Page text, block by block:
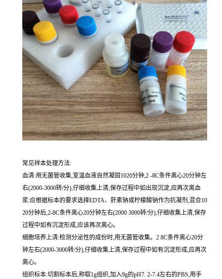
常见祥本处理方法:
血清:用无菌管收集,室温血液自然凝固1020分钟,2 -8C条件离心20分钟左
右(2000-3000转/分),仔细收集上清,保存过程中如出现沉淀,应再次离血
浆:应根据标本的要求选择EDTA、肝素钠或柠檬酸钠作为抗凝剂,混合10
20分钟后,2-8C条件离心20分钟左右(2000 3000转/分),仔细收集上清,保存
过程中如有沉淀形成,应该再次离心。
细胞培养上清:检测分泌性的成份时,用无菌管收集。2 8C条件离心20分
钟左右(2000-3000转/分),仔细收集上清,保存过程中如有沉淀形成,应再次
离心。
组织标本:切割标本后,称取1g组织,加入9g的pH7. 2-7.4左右的PBS,用手